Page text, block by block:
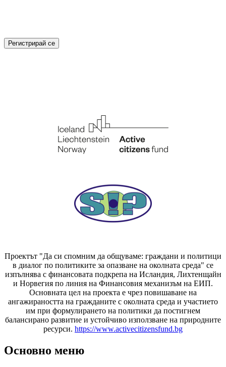
Проектът "Да си спомним да общуваме: граждани и политици
в диалог по политиките за опазване на околната среда" се
изпълнява с финансовата подкрепа на Исландия, Лихтенщайн
и Норвегия по линия на Финансовия механизъм на ЕИП.
Основната цел на проекта е чрез повишаване на
ангажираността на гражданите с околната среда и участието
им при формулирането на политики да постигнем
балансирано развитие и устойчиво използване на природните
ресурси. https://www.activecitizensfund.bg
Основно меню